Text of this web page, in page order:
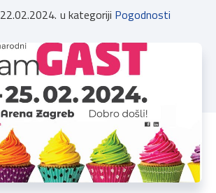
22.02.2024. u kategoriji Pogodnosti